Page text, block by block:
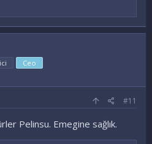
Ceo
#11
Pelinsu. Emegine sağlık.